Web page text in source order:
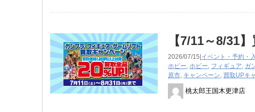
【7/11～8/31
2026/07/15| イベント・予約・
ホビー, ホビー, フィギュア, ガ
原市, キャンペーン, 買取UPキ
桃太郎王国木更津店